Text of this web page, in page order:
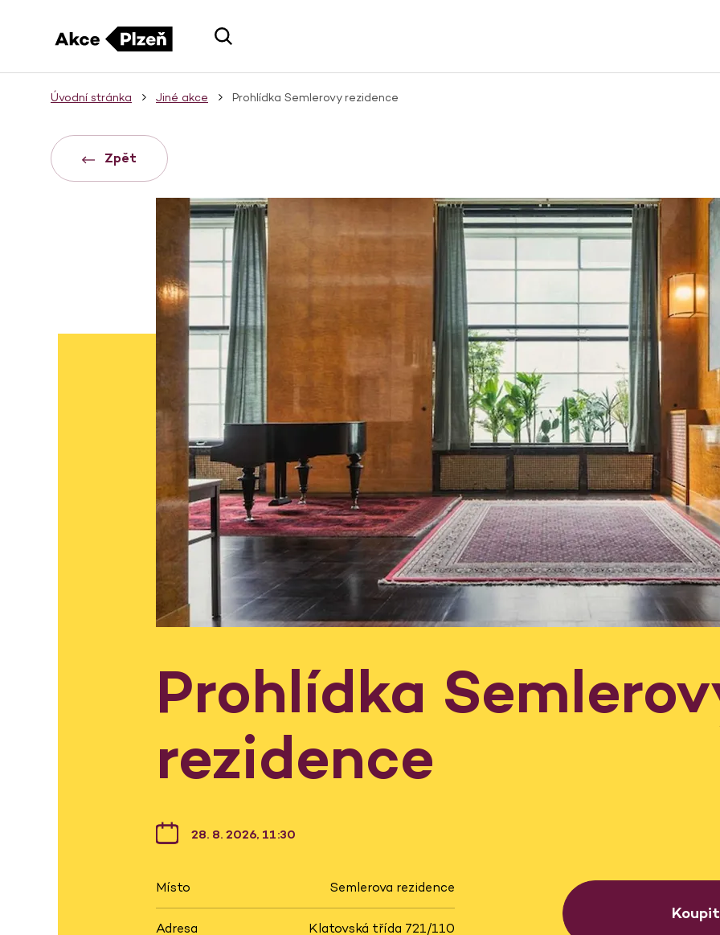
Úvodní stránka Jiné akce Prohlídka Semlerovy rezidence
Zpět
Prohlídka
rezidence
28. 8. 2026, 11:30
Místo Semlerova rezidence
Adresa Klatovská třída 721/110